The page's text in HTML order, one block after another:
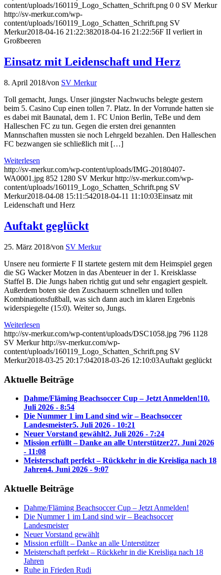
content/uploads/160119_Logo_Schatten_Schrift.png 0 0 SV Merkur
http://sv-merkur.com/wp-
content/uploads/160119_Logo_Schatten_Schrift.png SV
Merkur2018-04-16 21:22:382018-04-16 21:22:56F II verliert in
Großbeeren
Einsatz mit Leidenschaft und Herz
8. April 2018/von SV Merkur
Toll gemacht, Jungs. Unser jüngster Nachwuchs belegte gestern
beim 5. Casino Cup einen tollen 7. Platz. In der Vorrunde hatten sie
es dabei mit Baunatal, dem 1. FC Union Berlin, TeBe und dem
Halleschen FC zu tun. Gegen die ersten drei genannten
Mannschaften mussten sie noch Lehrgeld bezahlen. Den Halleschen
FC bezwangen sie schließlich mit […]
Weiterlesen
http://sv-merkur.com/wp-content/uploads/IMG-20180407-
WA0001.jpg 852 1280 SV Merkur http://sv-merkur.com/wp-
content/uploads/160119_Logo_Schatten_Schrift.png SV
Merkur2018-04-08 15:11:542018-04-11 11:10:03Einsatz mit
Leidenschaft und Herz
Auftakt geglückt
25. März 2018/von SV Merkur
Unsere neu formierte F II startete gestern mit dem Heimspiel gegen
die SG Wacker Motzen in das Abenteuer in der 1. Kreisklasse
Staffel B. Die Jungs haben richtig gut und sehr engagiert gespielt.
Außerdem boten sie den Zuschauern schnellen und tollen
Kombinationsfußball, was sich dann auch im klaren Ergebnis
widerspiegelte (15:0). Weiter so, Jungs.
Weiterlesen
http://sv-merkur.com/wp-content/uploads/DSC1058.jpg 796 1128
SV Merkur http://sv-merkur.com/wp-
content/uploads/160119_Logo_Schatten_Schrift.png SV
Merkur2018-03-25 20:17:042018-03-26 12:10:03Auftakt geglückt
Aktuelle Beiträge
Dahme/Fläming Beachsoccer Cup – Jetzt Anmelden!10.
Juli 2026 - 8:54
Die Nummer 1 im Land sind wir – Beachsoccer
Landesmeister5. Juli 2026 - 10:21
Neuer Vorstand gewählt2. Juli 2026 - 7:24
Mission erfüllt – Danke an alle Unterstützer27. Juni 2026
- 11:08
Meisterschaft perfekt – Rückkehr in die Kreisliga nach 18
Jahren4. Juni 2026 - 9:07
Aktuelle Beiträge
Dahme/Fläming Beachsoccer Cup – Jetzt Anmelden!
Die Nummer 1 im Land sind wir – Beachsoccer
Landesmeister
Neuer Vorstand gewählt
Mission erfüllt – Danke an alle Unterstützer
Meisterschaft perfekt – Rückkehr in die Kreisliga nach 18
Jahren
Ruhe in Frieden Rudi